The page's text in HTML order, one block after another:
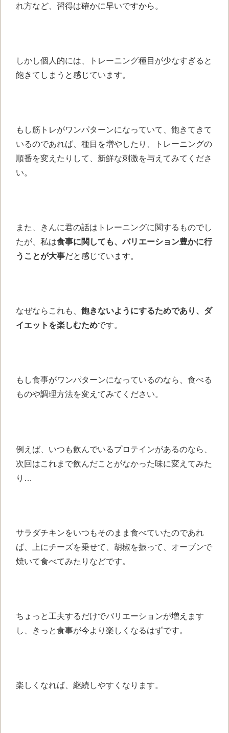
れ方など、習得は確かに早いですから。
しかし個人的には、トレーニング種目が少なすぎると
飽きてしまうと感じています。
もし筋トレがワンパターンになっていて、飽きてきて
いるのであれば、種目を増やしたり、トレーニングの
順番を変えたりして、新鮮な刺激を与えてみてくださ
い。
また、きんに君の話はトレーニングに関するものでし
たが、私は食事に関しても、バリエーション豊かに行
うことが大事だと感じています。
なぜならこれも、 飽きないようにするためであり、ダ
イエットを楽しむためです。
もし食事がワンパターンになっているのなら、食べる
ものや調理方法を変えてみてください。
例えば、いつも飲んでいるプロテインがあるのなら、
次回はこれまで飲んだことがなかった味に変えてみた
り…
サラダチキンをいつもそのまま食べていたのであれ
ば、上にチーズを乗せて、胡椒を振って、オーブンで
焼いて食べてみたりなどです。
ちょっと工夫するだけでバリエーションが増えます
し、きっと食事が今より楽しくなるはずです。
楽しくなれば、継続しやすくなります。